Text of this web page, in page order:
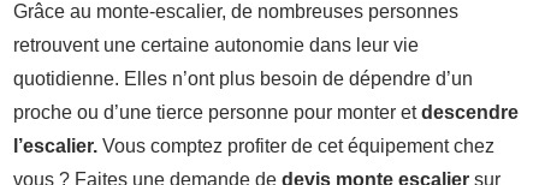
Grâce au monte-escalier, de nombreuses personnes
retrouvent une certaine autonomie dans leur vie
quotidienne. Elles n’ont plus besoin de dépendre d’un
proche ou d’une tierce personne pour monter etdescendre
l’escalier. Vous comptez profiter de cet équipement chez
vous ? Faites une demande de devis monte escalier sur